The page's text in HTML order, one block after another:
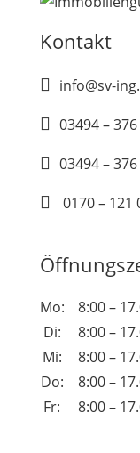
Kontakt
 info@sv-
 03494 –
 03494 –

0170 – 121
Mo:
8:00 –
Di:
8:00 –
Mi:
8:00 –
Do:
8:00 –
Fr:
8:00 –